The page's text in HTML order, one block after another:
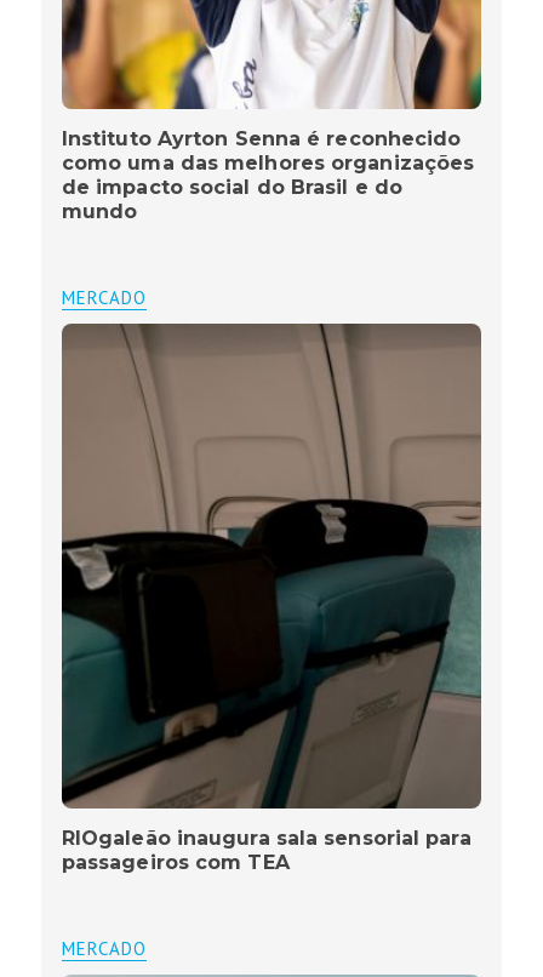
Instituto Ayrton Senna é reconhecido
como uma das melhores organizações
de impacto social do Brasil e do
mundo
MERCADO
RIOgaleão inaugura sala sensorial para
passageiros com TEA
MERCADO